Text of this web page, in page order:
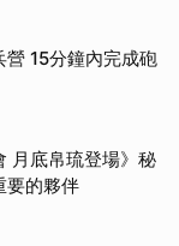
15分鐘內完成砲
月底帛琉登場》秘
要的夥伴